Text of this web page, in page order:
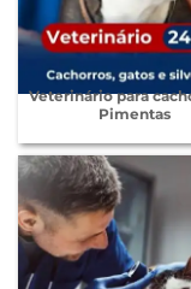
Veterinário para
Pimentas